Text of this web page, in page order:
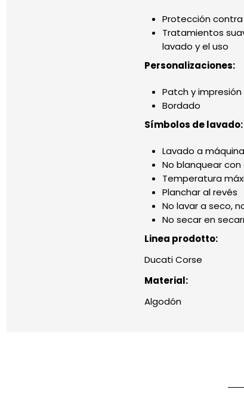
Protección
Tratamientos
lavado y el uso
Personalizaciones:
Patch y impresión
Bordado
Símbolos de lavado:
Lavado a
No blanquear con
Temperatura
Planchar al revés
No lavar a seco,
No secar en
Linea prodotto:
Ducati Corse
Material:
Algodón